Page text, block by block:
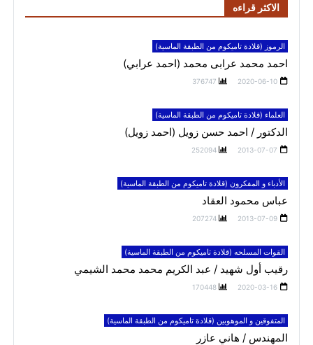
الاكثر قراءه
الرموز (قلادة تاميكوم من الطبقة الماسية)
احمد محمد عرابى محمد (احمد عرابي)
2020-06-10
376747
العلماء (قلادة تاميكوم من الطبقة الماسية)
الدكتور / احمد حسن زويل (احمد زويل)
2013-07-07
252094
الأدباء و المفكرون (قلادة تاميكوم من الطبقة الماسية)
عباس محمود العقاد
2013-07-09
207274
القوات المسلحه (قلادة تاميكوم من الطبقة الماسية)
رقيب أول شهيد / عبد الكريم محمد محمد الشيمي
2020-03-16
170448
المتفوقين و الموهوبين (قلادة تاميكوم من الطبقة الماسية)
المهندس / هاني عازر